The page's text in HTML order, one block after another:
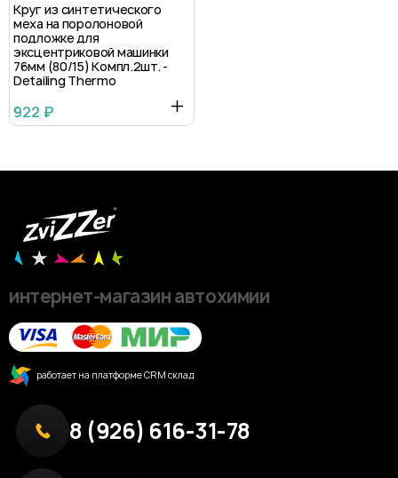
Круг из синтетического
меха на поролоновой
подложке для
эксцентриковой машинки
76мм (80/15) Компл.2шт. -
Detailing Thermo
922 ₽
интернет-магазин автохимии
работает на платформе CRM склад
8 (926) 616-31-78